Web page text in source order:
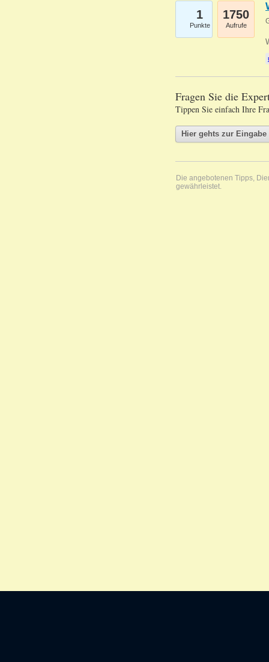
1
Punkte
1750
Aufrufe
Fragen Sie die
Tippen Sie einfach Ihre
Die angebotenen Tipps,
gewährleistet.